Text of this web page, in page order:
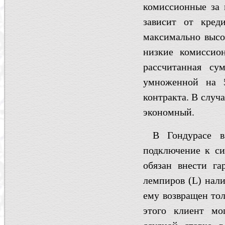
комиссионные за
зависит от
максимально
низкие
рассчитанная
умноженной на
контракта. В
экономный.
В Гондурасе
подключение к
обязан внести
лемпиров (L)
ему возвращен
этого клиент